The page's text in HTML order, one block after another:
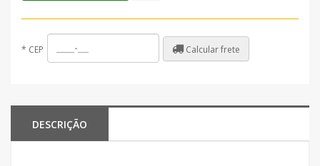
* CEP Calcular frete
DESCRIÇÃO